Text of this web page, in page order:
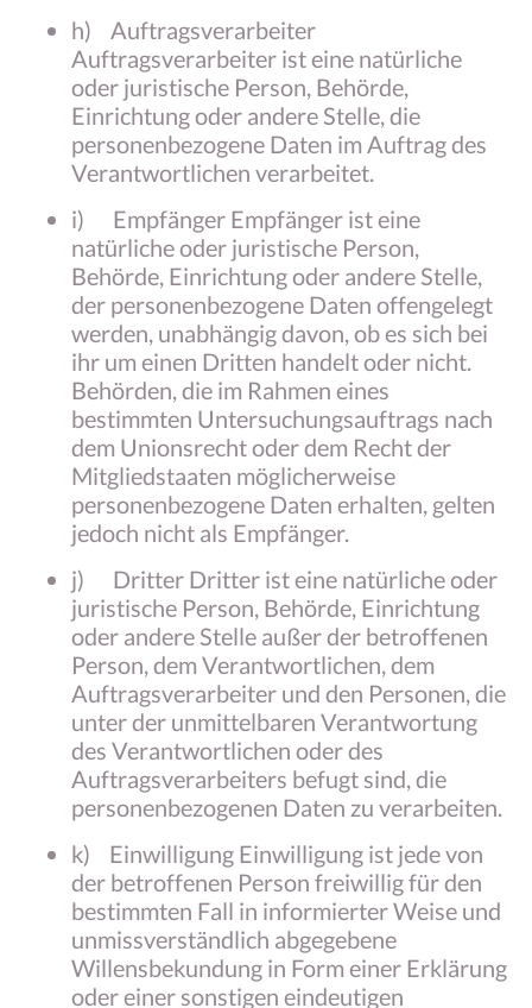
h) Auftragsverarbeiter
Auftragsverarbeiter ist eine natürliche
oder juristische Person, Behörde,
Einrichtung oder andere Stelle, die
personenbezogene Daten im Auftrag des
Verantwortlichen verarbeitet.
i) Empfänger Empfänger ist eine
natürliche oder juristische Person,
Behörde, Einrichtung oder andere Stelle,
der personenbezogene Daten offengelegt
werden, unabhängig davon, ob es sich bei
ihr um einen Dritten handelt oder nicht.
Behörden, die im Rahmen eines
bestimmten Untersuchungsauftrags nach
dem Unionsrecht oder dem Recht der
Mitgliedstaaten möglicherweise
personenbezogene Daten erhalten, gelten
jedoch nicht als Empfänger.
j) Dritter Dritter ist eine natürliche oder
juristische Person, Behörde, Einrichtung
oder andere Stelle außer der betroffenen
Person, dem Verantwortlichen, dem
Auftragsverarbeiter und den Personen, die
unter der unmittelbaren Verantwortung
des Verantwortlichen oder des
Auftragsverarbeiters befugt sind, die
personenbezogenen Daten zu verarbeiten.
k) Einwilligung Einwilligung ist jede von
der betroffenen Person freiwillig für den
bestimmten Fall in informierter Weise und
unmissverständlich abgegebene
Willensbekundung in Form einer Erklärung
oder einer sonstigen eindeutigen